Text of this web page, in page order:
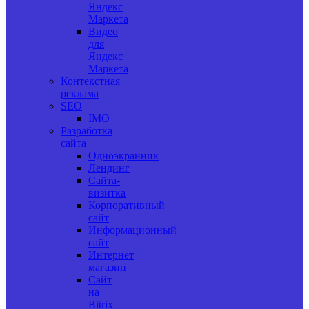
Яндекс
Маркета
Видео
для
Яндекс
Маркета
Контекстная
реклама
SEO
IMO
Разработка
сайта
Одноэкранник
Лендинг
Сайта-
визитка
Корпоративный
сайт
Информационный
сайт
Интернет
магазин
Сайт
на
Bitrix